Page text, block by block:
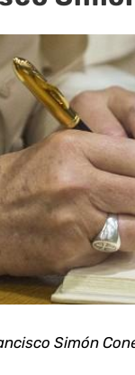
Simón